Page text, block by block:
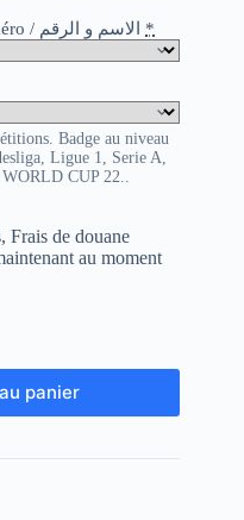
Personnalisation Flocage: Nom et Numéro / الاسم و الرقم *
Badge au niveau
Ligue 1, Serie A,
CUP 22..
Frais de douane
au moment
panier